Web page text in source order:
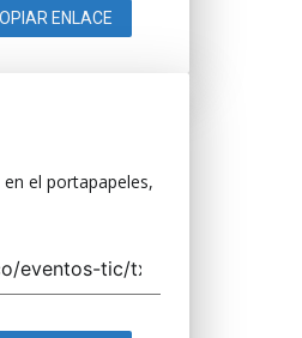
ENLACE
en el portapapeles,